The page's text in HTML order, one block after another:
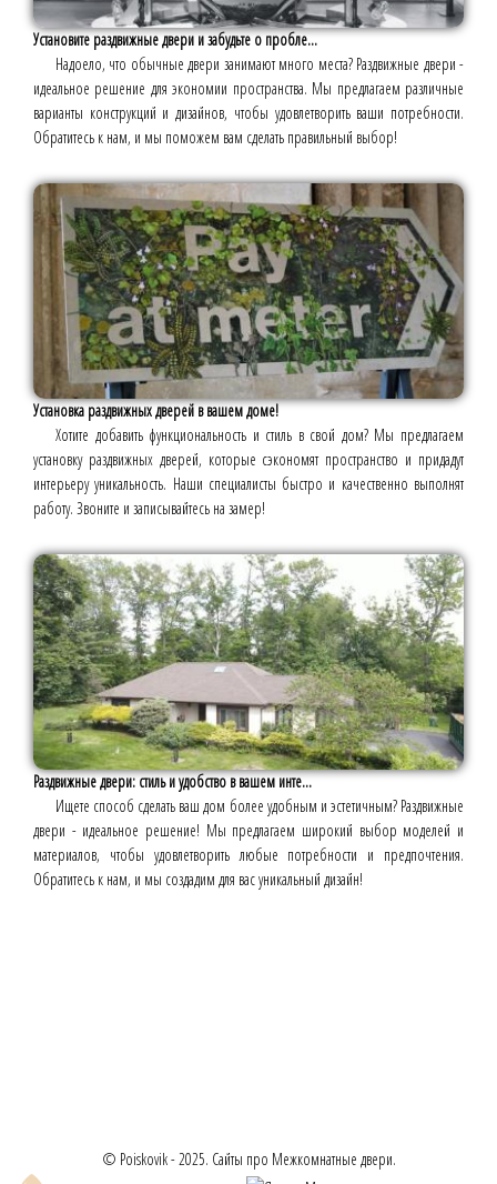
Установите раздвижные двери и забудьте о пробле...
Надоело, что обычные двери занимают много места? Раздвижные двери -
идеальное решение для экономии пространства. Мы предлагаем различные
варианты конструкций и дизайнов, чтобы удовлетворить ваши потребности.
Обратитесь к нам, и мы поможем вам сделать правильный выбор!
Установка раздвижных дверей в вашем доме!
Хотите добавить функциональность и стиль в свой дом? Мы предлагаем
установку раздвижных дверей, которые сэкономят пространство и придадут
интерьеру уникальность. Наши специалисты быстро и качественно выполнят
работу. Звоните и записывайтесь на замер!
Раздвижные двери: стиль и удобство в вашем инте...
Ищете способ сделать ваш дом более удобным и эстетичным? Раздвижные
двери - идеальное решение! Мы предлагаем широкий выбор моделей и
материалов, чтобы удовлетворить любые потребности и предпочтения.
Обратитесь к нам, и мы создадим для вас уникальный дизайн!
© Poiskovik - 2025. Сайты про Межкомнатные двери.